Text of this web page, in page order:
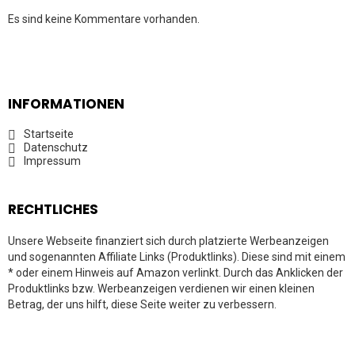
Es sind keine Kommentare vorhanden.
INFORMATIONEN
Startseite
Datenschutz
Impressum
RECHTLICHES
Unsere Webseite finanziert sich durch platzierte Werbeanzeigen
und sogenannten Affiliate Links (Produktlinks). Diese sind mit einem
* oder einem Hinweis auf Amazon verlinkt. Durch das Anklicken der
Produktlinks bzw. Werbeanzeigen verdienen wir einen kleinen
Betrag, der uns hilft, diese Seite weiter zu verbessern.